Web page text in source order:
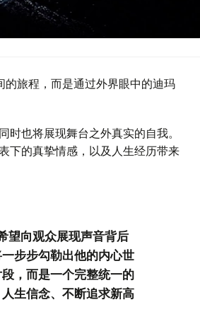
旅程，而是通过外界眼中的迪玛
也将展现舞台之外真实的自我。
下的真挚情感，以及人生经历带来
望向观众展现声音背后
步步勾勒出他的内心世
，而是一个完整统一的
生信念、不断追求新高